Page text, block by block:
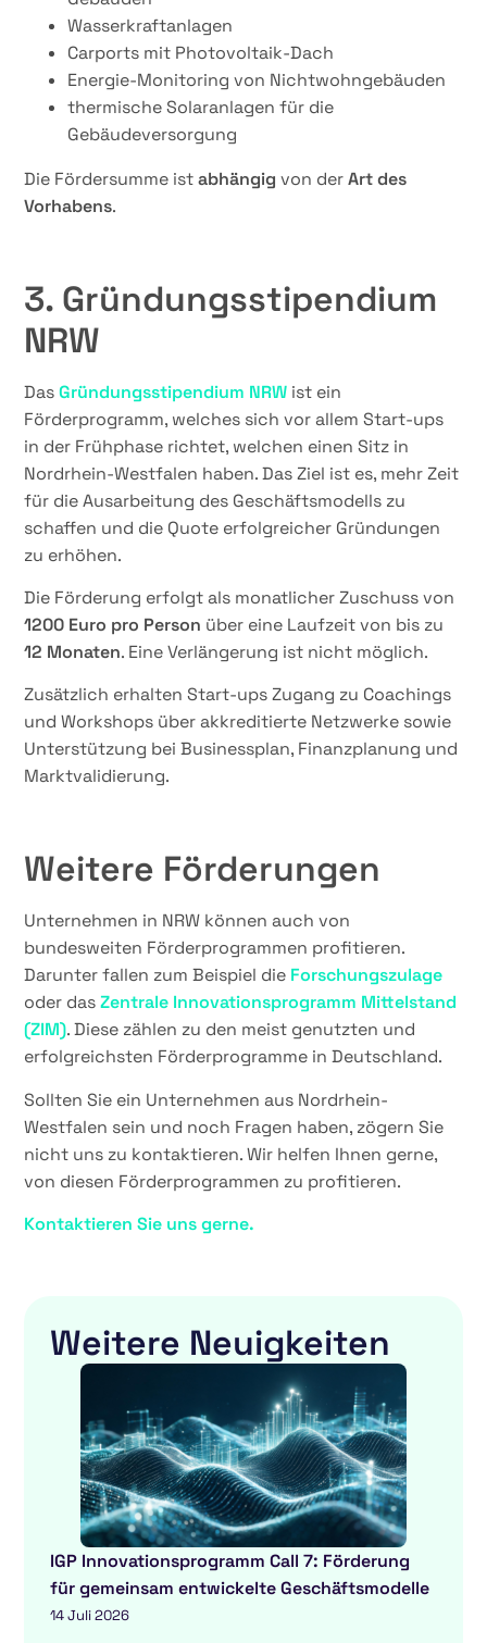
Wasserkraftanlagen
Carports mit Photovoltaik-Dach
Energie-Monitoring von Nichtwohngebäuden
thermische Solaranlagen für die
Gebäudeversorgung
Die Fördersumme istabhängig von derArt des
Vorhabens.
3. Gründungsstipendium
NRW
DasGründungsstipendium NRW ist ein
Förderprogramm, welches sich vor allem Start-ups
in der Frühphase richtet, welchen einen Sitz in
Nordrhein-Westfalen haben. Das Ziel ist es, mehr Zeit
für die Ausarbeitung des Geschäftsmodells zu
schaffen und die Quote erfolgreicher Gründungen
zu erhöhen.
Die Förderung erfolgt als monatlicher Zuschuss von
1200 Euro pro Person über eine Laufzeit von bis zu
12 Monaten. Eine Verlängerung ist nicht möglich.
Zusätzlich erhalten Start-ups Zugang zu Coachings
und Workshops über akkreditierte Netzwerke sowie
Unterstützung bei Businessplan, Finanzplanung und
Marktvalidierung.
Weitere Förderungen
Unternehmen in NRW können auch von
bundesweiten Förderprogrammen profitieren.
Darunter fallen zum Beispiel die Forschungszulage
oder dasZentrale Innovationsprogramm Mittelstand
(ZIM). Diese zählen zu den meist genutzten und
erfolgreichsten Förderprogramme in Deutschland.
Sollten Sie ein Unternehmen aus Nordrhein-
Westfalen sein und noch Fragen haben, zögern Sie
nicht uns zu kontaktieren. Wir helfen Ihnen gerne,
von diesen Förderprogrammen zu profitieren.
Kontaktieren Sie uns gerne.
Weitere Neuigkeiten
IGP Innovationsprogramm Call 7: Förderung
für gemeinsam entwickelte Geschäftsmodelle
14 Juli 2026